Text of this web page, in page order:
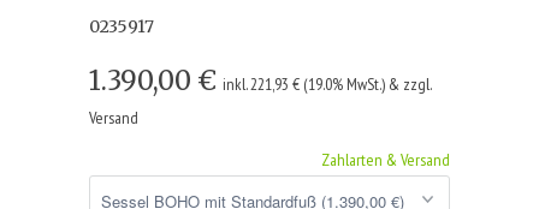
0235917
1.390,00 € inkl. 221,93 € (19.0% MwSt.) & zzgl.
Versand
Zahlarten & Versand